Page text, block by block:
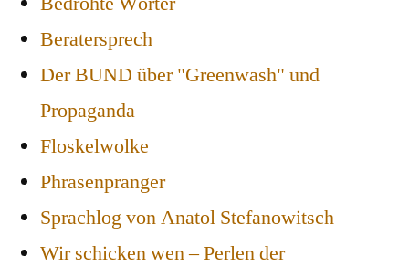
Beratersprech
Der BUND über "Greenwash" und
Propaganda
Floskelwolke
Phrasenpranger
Sprachlog von Anatol Stefanowitsch
Wir schicken wen – Perlen der